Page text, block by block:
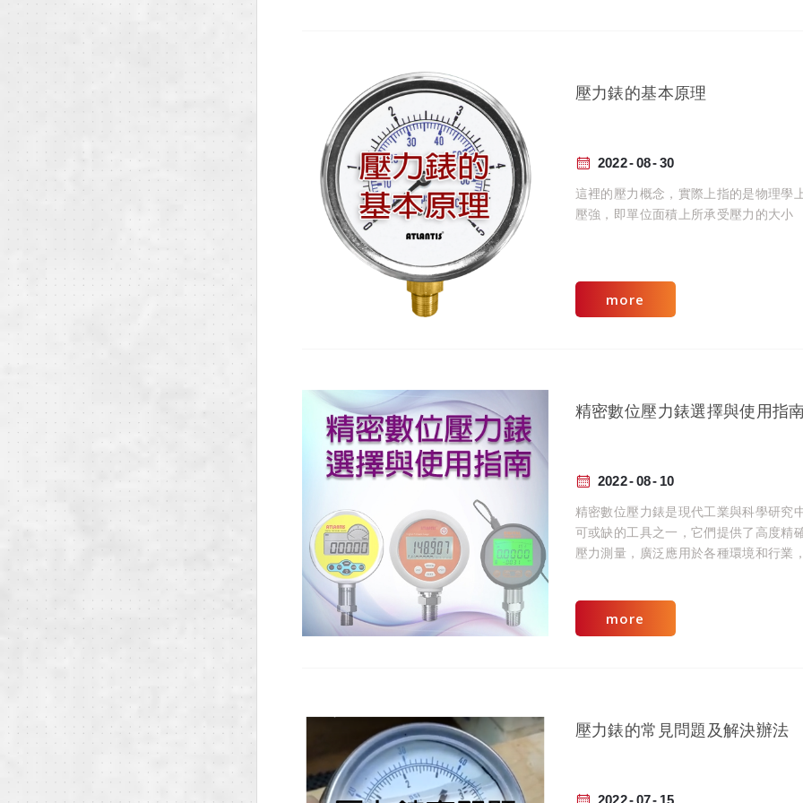
30
08
2022
壓力錶的基本原理
這裡的壓力概念，實際上指的是物理學
壓強，即單位面積上所承受壓力的大小
more
10
08
2022
精密數位壓力錶選擇與使用指
精密數位壓力錶是現代工業與科學研究
可或缺的工具之一，它們提供了高度精
壓力測量，廣泛應用於各種環境和行業
及使用這些設備的最佳實踐。
more
壓力錶的常見問題及解決辦法